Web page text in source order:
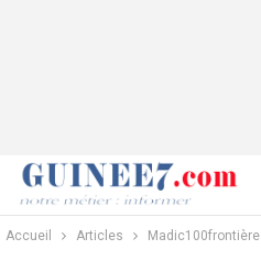
Accueil Articles Madic100frontière